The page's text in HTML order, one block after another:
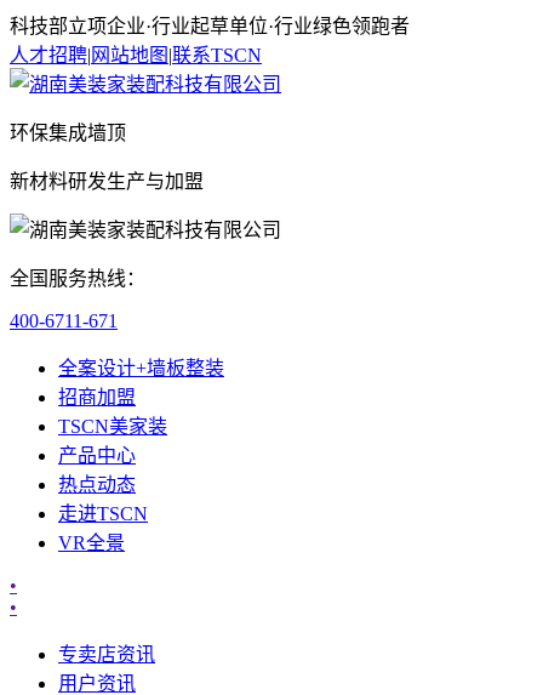
科技部立项企业·行业起草单位·行业绿色领跑者
人才招聘| 网站地图 |联系TSCN
环保集成墙顶
新材料研发生产与加盟
全国服务热线：
400-6711-671
全案设计+墙板整装
招商加盟
TSCN美家装
产品中心
热点动态
走进TSCN
VR全景
•
•
专卖店资讯
用户资讯